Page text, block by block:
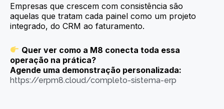
Empresas que crescem com consistência são
aquelas que tratam cada painel como um projeto
integrado, do CRM ao faturamento.
Quer ver como a M8 conecta toda essa
operação na prática?
Agende uma demonstração personalizada:
https://erpm8.cloud/completo-sistema-erp